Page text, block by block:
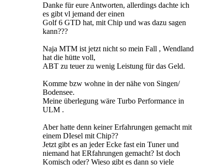
Danke für eure Antworten, allerdings dachte ich
es gibt vl jemand der einen
Golf 6 GTD hat, mit Chip und was dazu sagen
kann???
Naja MTM ist jetzt nicht so mein Fall , Wendland
hat die hütte voll,
ABT zu teuer zu wenig Leistung für das Geld.
Komme bzw wohne in der nähe von Singen/
Bodensee.
Meine überlegung wäre Turbo Performance in
ULM .
Aber hatte denn keiner Erfahrungen gemacht mit
einem DIesel mit Chip??
Jetzt gibt es an jeder Ecke fast ein Tuner und
niemand hat ERfahrungen gemacht? Ist doch
Komisch oder? Wieso gibt es dann so viele